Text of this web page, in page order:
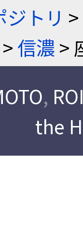
トリ >
>信濃>
,
the